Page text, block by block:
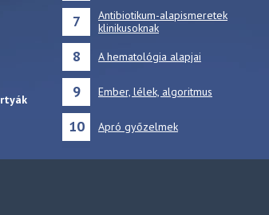
7
Antibiotikum-alapismeretek
klinikusoknak
8 A hematológia alapjai
9 Ember, lélek, algoritmus
10 Apró győzelmek